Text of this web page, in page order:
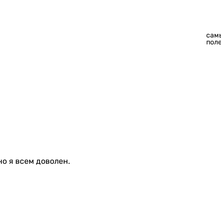
производителем без уведомления. Магазин не несет
я всем доволен.